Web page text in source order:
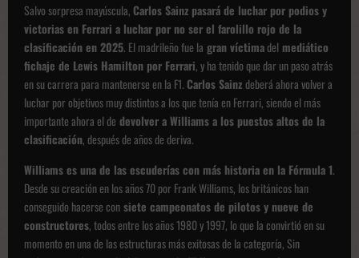
Salvo sorpresa mayúscula, Carlos Sainz pasará de luchar por podios y
victorias en Ferrari a luchar por no ser el farolillo rojo de la
clasificación en 2025. El madrileño fue la gran víctimadel mediático
fichaje de Lewis Hamilton por Ferrari, y ha tenido que dar un paso atrás
en su carrera para mantenerse en la F1. Carlos Sainzdeberá ahora volver a
luchar por objetivos muy distintos a los que tenía en Ferrari, siendo el más
importante ahora el de devolver a Williams a los puestos altos de la
clasificación, después de años de deriva.
Williams es una de las escuderías con más historia en la Fórmula 1.
Desde su creación en los años 70 por Frank Williams, los británicos han
conseguido hacerse consiete campeonatos de pilotos y nueve de
constructores, todos entre los años 1980 y 1997, lo que la convirtió en su
momento en una de las estructuras más exitosas de la categoría, Sin